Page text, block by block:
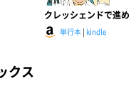
クレッシェンドで進め
単行本| kindle
クス